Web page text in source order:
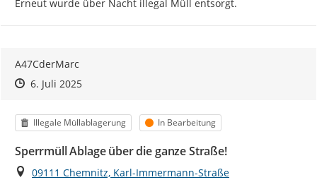
Erneut wurde über Nacht illegal Müll entsorgt.
A47CderMarc
Zeitpunkt des Erstellens
Zeitpunkt des Erstellens
6. Juli 2025Zur Äußerung
Kategorie
Illegale Müllablagerung Status
In Bearbeitung
Sperrmüll Ablage über die ganze Straße!
Ort
09111 Chemnitz, Karl-Immermann-Straße